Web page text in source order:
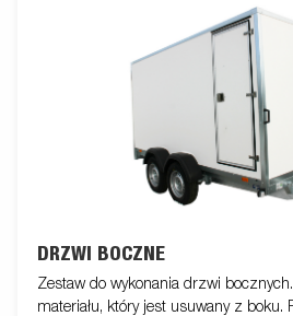
DRZWI BOCZNE
Zestaw do wykonania drzwi
materiału, który jest usuwany z